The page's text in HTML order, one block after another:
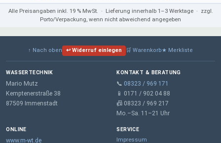
Alle Preisangaben inkl. 19 % MwSt. · Lieferung innerhalb 1–3 Werktage · zzgl.
Porto/Verpackung, wenn nicht abweichend angegeben
↑ Nach oben ↩ Widerruf einlegen 🛒 Warenkorb★ Merkliste
WASSERTECHNIK
Mario Mutz
Kemptenerstraße 38
87509 Immenstadt
KONTAKT & BERATUNG
📞 08323 / 969 171
📱 0171 / 902 04 88
📠 08323 / 969 217
Mo.–Sa. 11–21 Uhr
ONLINE
www.m-wt.de
SERVICE
Impressum